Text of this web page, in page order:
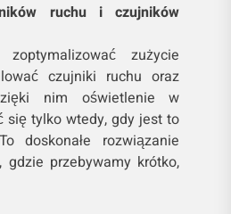
ruchu i czujników
zużycie
czujniki ruchu oraz
nim oświetlenie w
się tylko wtedy, gdy jest to
doskonałe rozwiązanie
gdzie przebywamy krótko,